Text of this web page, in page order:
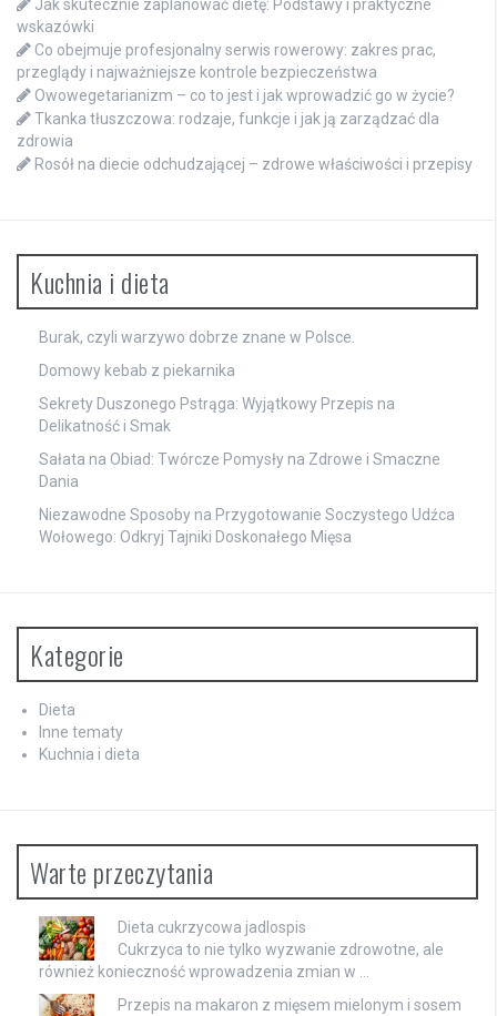
Jak skutecznie zaplanować dietę: Podstawy i praktyczne
wskazówki
Co obejmuje profesjonalny serwis rowerowy: zakres prac,
przeglądy i najważniejsze kontrole bezpieczeństwa
Owowegetarianizm – co to jest i jak wprowadzić go w życie?
Tkanka tłuszczowa: rodzaje, funkcje i jak ją zarządzać dla
zdrowia
Rosół na diecie odchudzającej – zdrowe właściwości i przepisy
Kuchnia i dieta
Burak, czyli warzywo dobrze znane w Polsce.
Domowy kebab z piekarnika
Sekrety Duszonego Pstrąga: Wyjątkowy Przepis na
Delikatność i Smak
Sałata na Obiad: Twórcze Pomysły na Zdrowe i Smaczne
Dania
Niezawodne Sposoby na Przygotowanie Soczystego Udźca
Wołowego: Odkryj Tajniki Doskonałego Mięsa
Kategorie
Dieta
Inne tematy
Kuchnia i dieta
Warte przeczytania
Dieta cukrzycowa jadlospis
Cukrzyca to nie tylko wyzwanie zdrowotne, ale
również konieczność wprowadzenia zmian w …
Przepis na makaron z mięsem mielonym i sosem